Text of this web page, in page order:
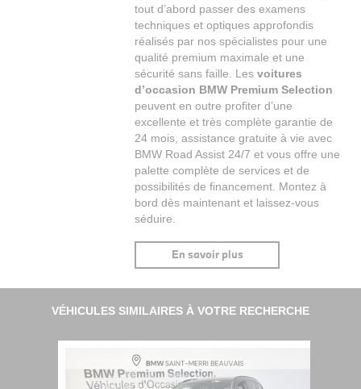
tout d’abord passer des examens
techniques et optiques approfondis
réalisés par nos spécialistes pour une
qualité premium maximale et une
sécurité sans faille. Lesvoitures
d’occasion BMW Premium Selection
peuvent en outre profiter d’une
excellente et très complète garantie de
24 mois, assistance gratuite à vie avec
BMW Road Assist 24/7 et vous offre une
palette complète de services et de
possibilités de financement. Montez à
bord dès maintenant et laissez-vous
séduire.
En savoir plus
VÉHICULES SIMILAIRES À VOTRE RECHERCHE